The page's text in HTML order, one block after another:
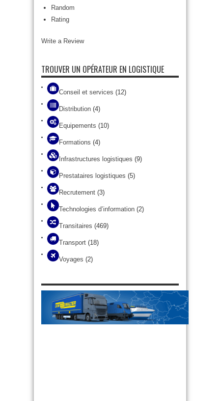
Random
Rating
Write a Review
TROUVER UN OPÉRATEUR EN LOGISTIQUE
Conseil et services (12)
Distribution (4)
Equipements (10)
Formations (4)
Infrastructures logistiques (9)
Prestataires logistiques (5)
Recrutement (3)
Technologies d’information (2)
Transitaires (469)
Transport (18)
Voyages (2)